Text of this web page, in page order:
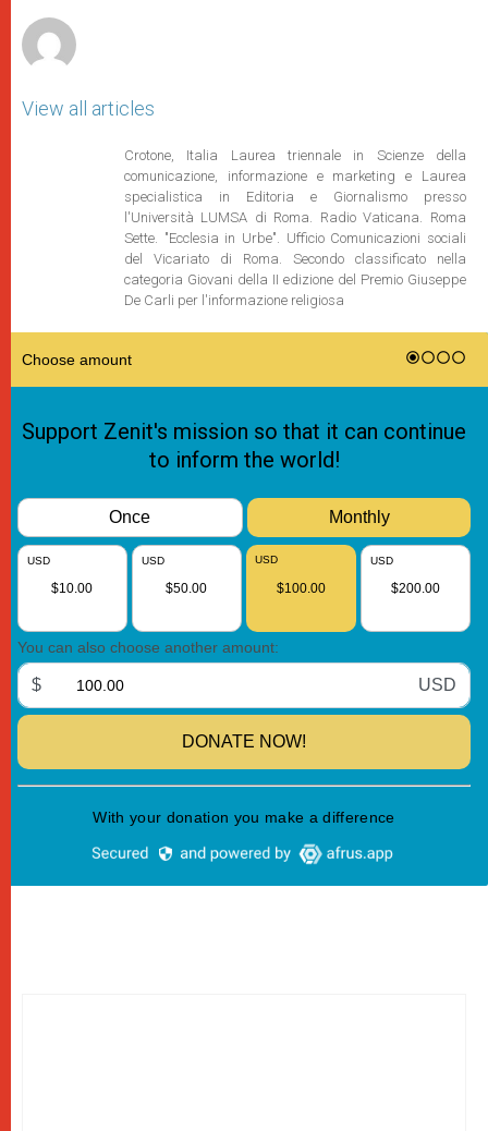
View all articles
Crotone, Italia Laurea triennale in Scienze della
comunicazione, informazione e marketing e Laurea
specialistica in Editoria e Giornalismo presso
l'Università LUMSA di Roma. Radio Vaticana. Roma
Sette. "Ecclesia in Urbe". Ufficio Comunicazioni sociali
del Vicariato di Roma. Secondo classificato nella
categoria Giovani della II edizione del Premio Giuseppe
De Carli per l'informazione religiosa